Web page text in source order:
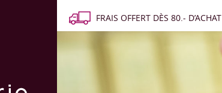
FRAIS OFFERT DÈS 80.- D’ACHAT